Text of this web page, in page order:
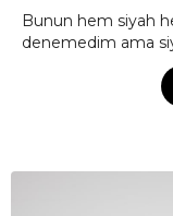
Bunun hem siyah
denemedim ama
renge dönüştü o
**** **** 18 Kasım 2024
daha önce